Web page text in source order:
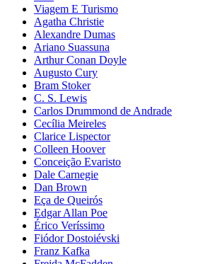
Viagem E Turismo
Agatha Christie
Alexandre Dumas
Ariano Suassuna
Arthur Conan Doyle
Augusto Cury
Bram Stoker
C. S. Lewis
Carlos Drummond de Andrade
Cecília Meireles
Clarice Lispector
Colleen Hoover
Conceição Evaristo
Dale Carnegie
Dan Brown
Eça de Queirós
Edgar Allan Poe
Érico Veríssimo
Fiódor Dostoiévski
Franz Kafka
CULINÁRIA E
GASTRONOMIA
DICIONÁRIOS
DIDÁTICOS
DIREITO
ECONOMIA
EDUCAÇÃO
ENGENHARIA
ENSINO